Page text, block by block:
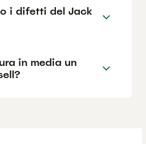
i difetti del Jack
in media un